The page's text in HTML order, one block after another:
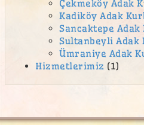
Çekmeköy Adak
Kadiköy Adak
Sancaktepe Adak
Sultanbeyli Adak
Ümraniye Adak
Hizmetlerimiz (1)